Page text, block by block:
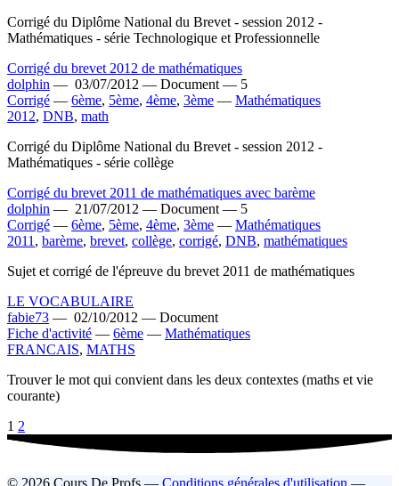
Corrigé du Diplôme National du Brevet - session 2012 -
Mathématiques - série Technologique et Professionnelle
Corrigé du brevet 2012 de mathématiques
dolphin — 03/07/2012 — Document — 5
Corrigé — 6ème, 5ème, 4ème, 3ème — Mathématiques
2012, DNB, math
Corrigé du Diplôme National du Brevet - session 2012 -
Mathématiques - série collège
Corrigé du brevet 2011 de mathématiques avec barème
dolphin — 21/07/2012 — Document — 5
Corrigé — 6ème, 5ème, 4ème, 3ème — Mathématiques
2011 , barème, brevet, collège, corrigé, DNB, mathématiques
Sujet et corrigé de l'épreuve du brevet 2011 de mathématiques
LE VOCABULAIRE
fabie73 — 02/10/2012 — Document
Fiche d'activité — 6ème — Mathématiques
FRANCAIS, MATHS
Trouver le mot qui convient dans les deux contextes (maths et vie
courante)
1 2
© 2026 Cours De Profs — Conditions générales d'utilisation —